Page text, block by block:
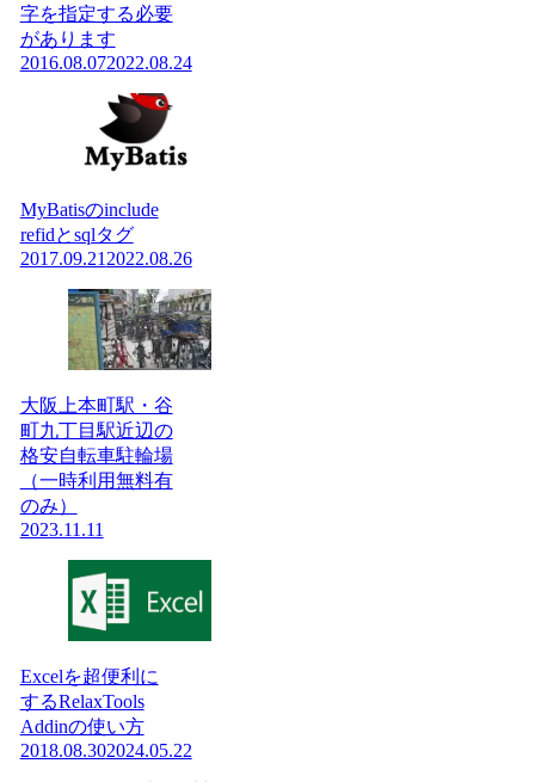
字を指定する必要
があります
2016.08.072022.08.24
MyBatisのinclude
refidとsqlタグ
2017.09.21 2022.08.26
大阪上本町駅・谷
町九丁目駅近辺の
格安自転車駐輪場
（一時利用無料有
のみ）
2023.11.11
Excelを超便利に
するRelaxTools
Addinの使い方
2018.08.302024.05.22